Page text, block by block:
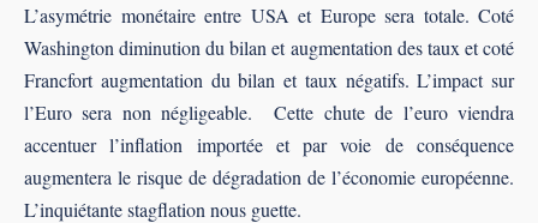
L’asymétrie monétaire entre USA et Europe sera totale. Coté
Washington diminution du bilan et augmentation des taux et coté
Francfort augmentation du bilan et taux négatifs. L’impact sur
l’Euro sera non négligeable. Cette chute de l’euro viendra
accentuer l’inflation importée et par voie de conséquence
augmentera le risque de dégradation de l’économie européenne.
L’inquiétante stagflation nous guette.